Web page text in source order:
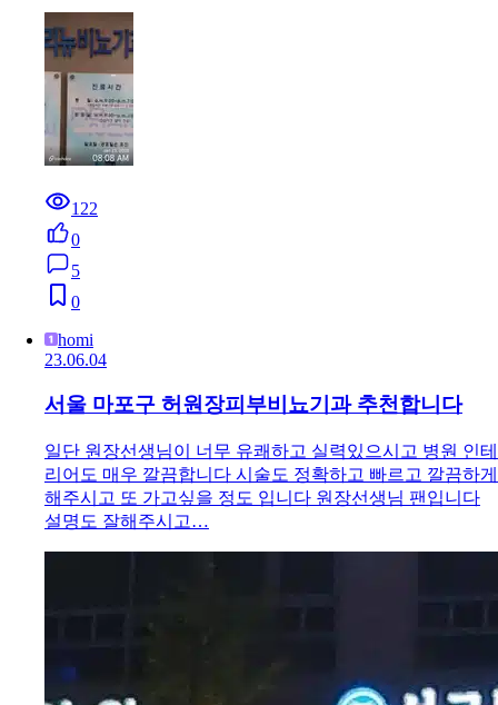
122
0
5
0
homi
23.06.04
서울 마포구 허원장피부비뇨기과 추천합니다
일단 원장선생님이 너무 유쾌하고 실력있으시고 병원 인테
리어도 매우 깔끔합니다 시술도 정확하고 빠르고 깔끔하게
해주시고 또 가고싶을 정도 입니다 원장선생님 팬입니다
설명도 잘해주시고…